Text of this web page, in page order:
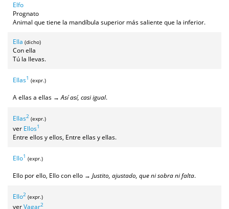
Elfo
Prognato
Animal que tiene la mandíbula superior más saliente que la inferior.
Ella (dicho)
Con ella
Tú la llevas.
Ellas1 (expr.)
A ellas a ellas →Así así, casi igual.
Ellas2 (expr.)
ver Ellos1
Entre ellos y ellos, Entre ellas y ellas.
Ello1 (expr.)
Ello por ello, Ello con ello → Justito, ajustado, que ni sobra ni falta.
Ello2 (expr.)
verVagar2